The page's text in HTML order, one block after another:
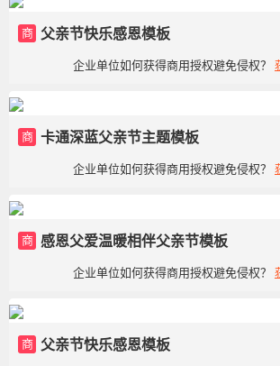
商 父亲节快乐感恩模板
企业单位如何获得商用授权避免侵权？
商 卡通深蓝父亲节主题模板
企业单位如何获得商用授权避免侵权？
商 感恩父爱温暖相伴父亲节模板
企业单位如何获得商用授权避免侵权？
商 父亲节快乐感恩模板